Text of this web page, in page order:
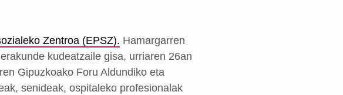
Zentroa (EPSZ). Hamargarren
kudeatzaile gisa, urriaren 26an
Gipuzkoako Foru Aldundiko eta
senideak, ospitaleko profesionalak